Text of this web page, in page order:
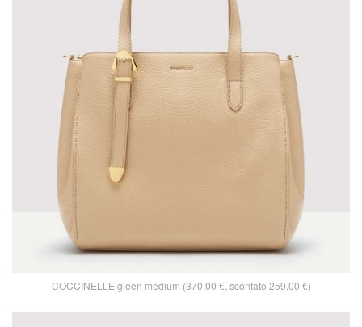
COCCINELLE gleen medium (370,00 €, scontato 259,00 €)